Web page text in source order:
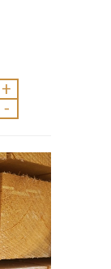
+
-